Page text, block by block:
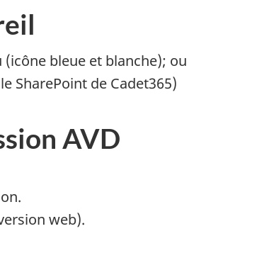
bleue et blanche); ou
SharePoint de Cadet365)
AVD
web).